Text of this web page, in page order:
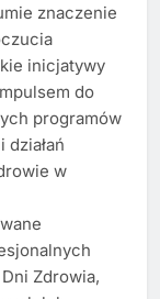
znaczenie
inicjatywy
do
programów
w
Zdrowia,